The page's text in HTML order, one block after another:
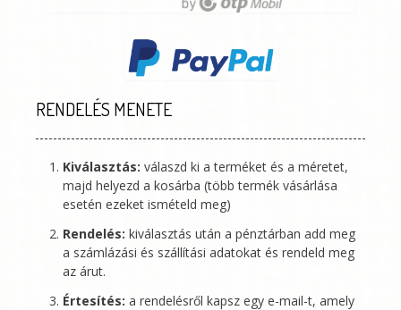
RENDELÉS MENETE
Kiválasztás: válaszd ki a terméket és a méretet,
majd helyezd a kosárba (több termék vásárlása
esetén ezeket ismételd meg)
Rendelés: kiválasztás után a pénztárban add meg
a számlázási és szállítási adatokat és rendeld meg
az árut.
Értesítés: a rendelésről kapsz egy e-mail-t, amely